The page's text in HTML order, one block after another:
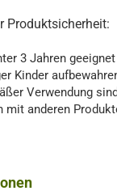
Produktsicherheit:
3 Jahren
Kinder
Verwendung
mit anderen